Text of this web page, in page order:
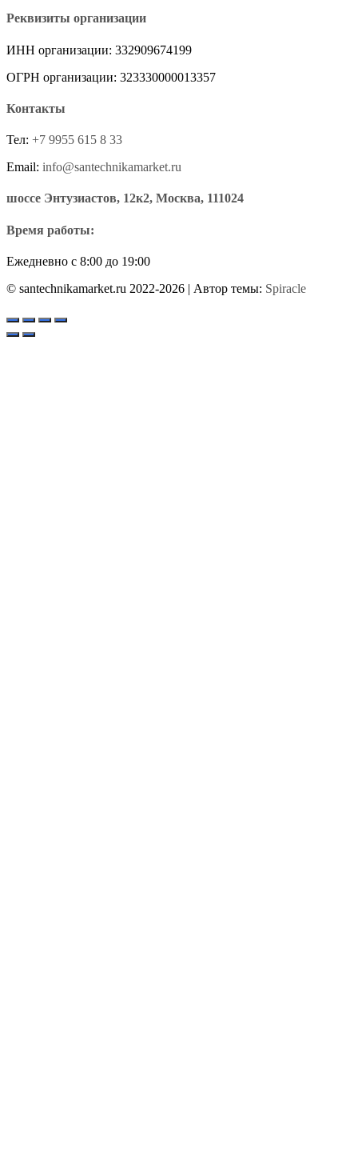
Реквизиты организации
ИНН организации: 332909674199
ОГРН организации: 323330000013357
Контакты
Тел: +7 9955 615 8 33
Email: info@santechnikamarket.ru
шоссе Энтузиастов, 12к2, Москва, 111024
Время работы:
Ежедневно с 8:00 до 19:00
© santechnikamarket.ru 2022-2026 | Автор темы: Spiracle